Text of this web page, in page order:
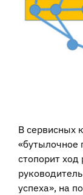
В сервисных
«бутылочное
стопорит
успеха», на